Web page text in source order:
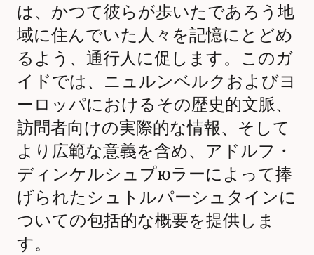
は、かつて彼らが歩いたであろう地
域に住んでいた人々を記憶にとどめ
るよう、通行人に促します。このガ
イドでは、ニュルンベルクおよびヨ
ーロッパにおけるその歴史的文脈、
訪問者向けの実際的な情報、そして
より広範な意義を含め、アドルフ・
ディンケルシュプюラーによって捧
げられたシュトルパーシュタインに
ついての包括的な概要を提供しま
す。